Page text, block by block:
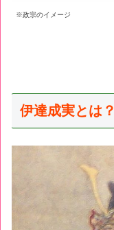
※政宗のイメージ
伊達成実とは？